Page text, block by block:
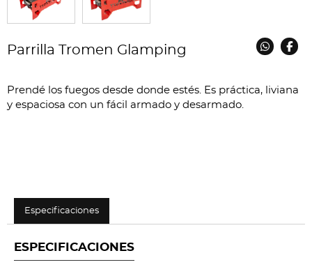
Parrilla Tromen Glamping
Prendé los fuegos desde donde estés. Es práctica, liviana
y espaciosa con un fácil armado y desarmado.
Especificaciones
ESPECIFICACIONES